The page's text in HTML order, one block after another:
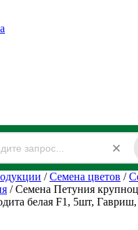
/Семена цветов /
/Семена Петуния
белая F1, 5шт,